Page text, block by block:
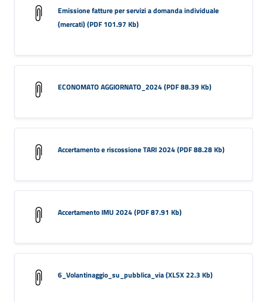
Emissione fatture per servizi a domanda individuale
(mercati) (PDF 101.97 Kb)
ECONOMATO AGGIORNATO_2024 (PDF 88.39 Kb)
Accertamento e riscossione TARI 2024 (PDF 88.28 Kb)
Accertamento IMU 2024 (PDF 87.91 Kb)
6_Volantinaggio_su_pubblica_via (XLSX 22.3 Kb)